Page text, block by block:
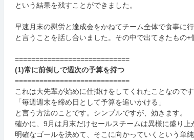
という結果を残すことができました。
早速月末の慰労と達成会をかねてチーム全体で食事に
と言うことを話し合いました。その中で出てきたもの
============================
(1)常に前倒しで週次の予算を持つ
============================
これは大先輩が始めに仕掛けをしてくれたことなので
「毎週週末を締め日として予算を追いかける」
と言う方法のことです。シンプルですが、効きます。
確かに、9月は月末だけセールスチームは異様に盛り
明確なゴールを決めて、そこに向かっていくという単